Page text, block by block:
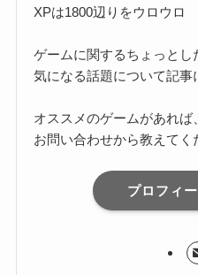
XPは1800辺りをウロウロ
ゲームに関するちょっとし
気になる話題について記事
オススメのゲームがあれば、
お問い合わせから教えてく
プロフィ